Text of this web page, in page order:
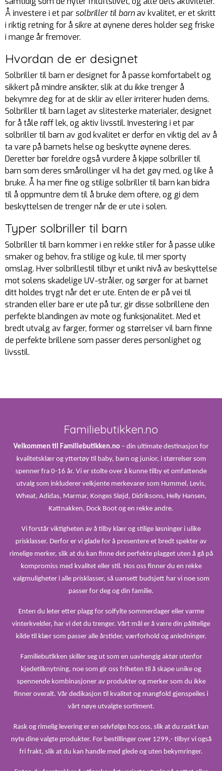
Å investere i et par solbriller til barnav kvalitet, er et skritt
i riktig retning for å sikre at øynene deres holder seg friske
i mange år fremover.
Hvordan de er designet
Solbriller til barn er designet for å passe komfortabelt og
sikkert på mindre ansikter, slik at du ikke trenger å
bekymre deg for at de sklir av eller irriterer huden dems.
Solbriller til barn laget av slitesterke materialer, designet
for å tåle røff lek, og aktiv livsstil. Investering i et par
solbriller til barn av god kvalitet er derfor en viktig del av å
ta vare på barnets helse og beskytte øynene deres.
Deretter bør foreldre også vurdere å kjøpe solbriller til
barn som deres smårollinger vil ha det gøy med, og like å
bruke. Å ha mer fine og stilige solbriller til barn kan bidra
til å oppmuntre dem til å bruke dem oftere, og gi dem
beskyttelsen de trenger når de er ute i solen.
Typer solbriller til barn
Solbriller til barn kommer i en rekke stiler for å passe ulike
smaker og behov, fra stilige og kule, til mer sporty
omslag. Hver solbrillestil tilbyr et unikt nivå av beskyttelse
mot solens skadelige UV-stråler, og sørger for at barnet
ditt holdes trygt når det er ute. Enten de er på vei til
stranden eller bare er ute på tur, gir disse solbrillene den
perfekte blandingen av mote og funksjonalitet. Med et
bredt utvalg av farger, former og størrelser vil barn finne
de perfekte brillene som passer deres personlighet og
livsstil.
Familiebutikken.no
Velkommen til Familiebutikken.no – din ultimate destinasjon for
kvalitetsklær og yttertøy til baby, barn og junior, i størrelser som
spenner fra 0-16 år. Vi er stolte over å kunne tilby et omfattende
utvalg som inkluderer velkjente merkevarer som Hummel, Levis,
Wheat, Adidas, Marmar, Konges Sløjd, Didriksons, Helly Hansen,
Kattnakken, Dock Boot og en rekke andre.
Vi forstår viktigheten av å tilby klær og stilige løsninger i ulike
prisklasser. Derfor er vi glade for å presentere et bredt spekter av
rimelige merker, slik at du kan finne det perfekte plagget uten å gå på
kompromiss med kvalitet eller stil. Hos oss finner du en rekke
valgmuligheter i alle prisklasser, så uansett budsjett har vi noe som
passer for deg og din familie.
Enten du leter etter plagg for solfylte sommerdager eller varme
vinterkvelder, har vi det du trenger. Vårt mål er å være din pålitelige
kilde til klær som passer alle årstider, værforhold og anledninger.
Familiebutikken skiller seg ut som en uavhengig aktør utenfor
kjedetilknytning, noe som gir oss friheten til å skape unike og
spennende kombinasjoner av produkter og merker som du ikke
finner overalt. Vår dedikasjon til kvalitet og mangfold gjenspeiles i
vårt nøye utvalgte sortiment.
Rask og rimelig levering er en selvfølge hos oss, slik at du raskt kan
nyte dine valgte produkter. For bestillinger over 1299,- tilbyr vi også
fri frakt, slik at du kan handle med glede og uten bekymringer.